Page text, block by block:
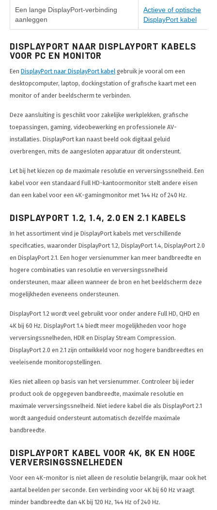
Een lange DisplayPort-verbinding
aanleggen
Actieve of optische
DisplayPort kabel
DISPLAYPORT NAAR DISPLAYPORT KABELS
VOOR PC EN MONITOR
Een DisplayPort naar DisplayPort kabel gebruik je vooral om een
desktopcomputer, laptop, dockingstation of grafische kaart met een
monitor of ander beeldscherm te verbinden.
Deze aansluiting is geschikt voor zakelijke werkplekken, grafische
toepassingen, gaming, videobewerking en professionele AV-
installaties. DisplayPort kan naast beeld ook digitaal geluid
overbrengen, mits de aangesloten apparatuur dit ondersteunt.
Let bij het kiezen op de maximale resolutie en verversingssnelheid. Een
kabel voor een standaard Full HD-kantoormonitor stelt andere eisen
dan een kabel voor een 4K-gamingmonitor met 144 Hz of 240 Hz.
DISPLAYPORT 1.2, 1.4, 2.0 EN 2.1 KABELS
In het assortiment vind je DisplayPort kabels met verschillende
specificaties, waaronder DisplayPort 1.2, DisplayPort 1.4, DisplayPort 2.0
en DisplayPort 2.1. Een hoger versienummer kan meer bandbreedte en
hogere combinaties van resolutie en verversingssnelheid
ondersteunen, maar alleen wanneer de bron en het beeldscherm deze
mogelijkheden eveneens ondersteunen.
DisplayPort 1.2 wordt veel gebruikt voor onder andere Full HD, QHD en
4K bij 60 Hz. DisplayPort 1.4 biedt meer mogelijkheden voor hoge
verversingssnelheden, HDR en Display Stream Compression.
DisplayPort 2.0 en 2.1 zijn ontwikkeld voor nog hogere bandbreedtes en
veeleisende monitoropstellingen.
Kies niet alleen op basis van het versienummer. Controleer bij ieder
product ook de opgegeven bandbreedte, maximale resolutie en
maximale verversingssnelheid. Niet iedere kabel die als DisplayPort 2.1
wordt aangeduid ondersteunt automatisch dezelfde maximale
bandbreedte.
DISPLAYPORT KABEL VOOR 4K, 8K EN HOGE
VERVERSINGSSNELHEDEN
Voor een 4K-monitor is niet alleen de resolutie belangrijk, maar ook het
aantal beelden per seconde. Een verbinding voor 4K bij 60 Hz vraagt
minder bandbreedte dan 4K bij 120 Hz, 144 Hz of 240 Hz.